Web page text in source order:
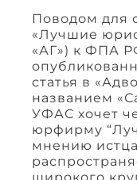
Поводом для
«Лучшие
«АГ») к ФПА
статья в
названием
УФАС хочет
юрфирму
мнению